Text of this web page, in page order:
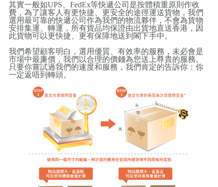
其實一般如UPS、FedEx等快遞公司是按體積重原則作收
費，為了讓客人有更快捷、更安全的途徑運送貨物，我們
選用最可靠的快遞公司作為我們的物流夥伴，不會為貨物
安排集運、轉運，所有貨品均保證由出貨地直送香港，因
此貨物可以更快捷、更有保障地送到閣下手中。
我們希望顧客明白，選用優質、有效率的服務，未必會是
市場中最廉價，我們以合理的價錢為您送上尊貴的服務。
只要你嘗試過我們的速度和服務，我們肯定的告訴你：你
一定返唔到轉頭。